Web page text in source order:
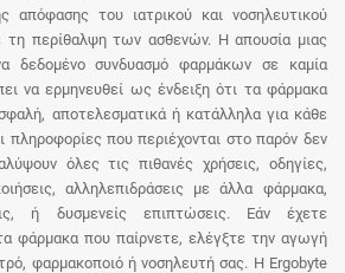
απόφασης του ιατρικού και νοσηλευτικού
τη περίθαλψη των ασθενών. Η απουσία μιας
δεδομένο συνδυασμό φαρμάκων σε καμία
να ερμηνευθεί ως ένδειξη ότι τα φάρμακα
αποτελεσματικά ή κατάλληλα για κάθε
πληροφορίες που περιέχονται στο παρόν δεν
όλες τις πιθανές χρήσεις, οδηγίες,
αλληλεπιδράσεις με άλλα φάρμακα,
ή δυσμενείς επιπτώσεις. Εάν έχετε
φάρμακα που παίρνετε, ελέγξτε την αγωγή
φαρμακοποιό ή νοσηλευτή σας. Η Ergobyte